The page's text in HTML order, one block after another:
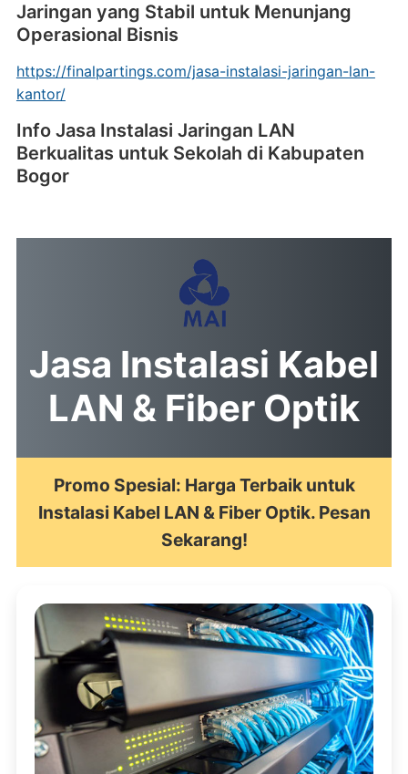
Jaringan yang Stabil untuk Menunjang
Operasional Bisnis
https://finalpartings.com/jasa-instalasi-jaringan-lan-
kantor/
Info Jasa Instalasi Jaringan LAN
Berkualitas untuk Sekolah di Kabupaten
Bogor
Jasa Instalasi Kabel
LAN & Fiber Optik
Promo Spesial: Harga Terbaik untuk
Instalasi Kabel LAN & Fiber Optik. Pesan
Sekarang!